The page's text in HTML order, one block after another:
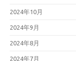
2024年10月
2024年9月
2024年8月
2024年7月